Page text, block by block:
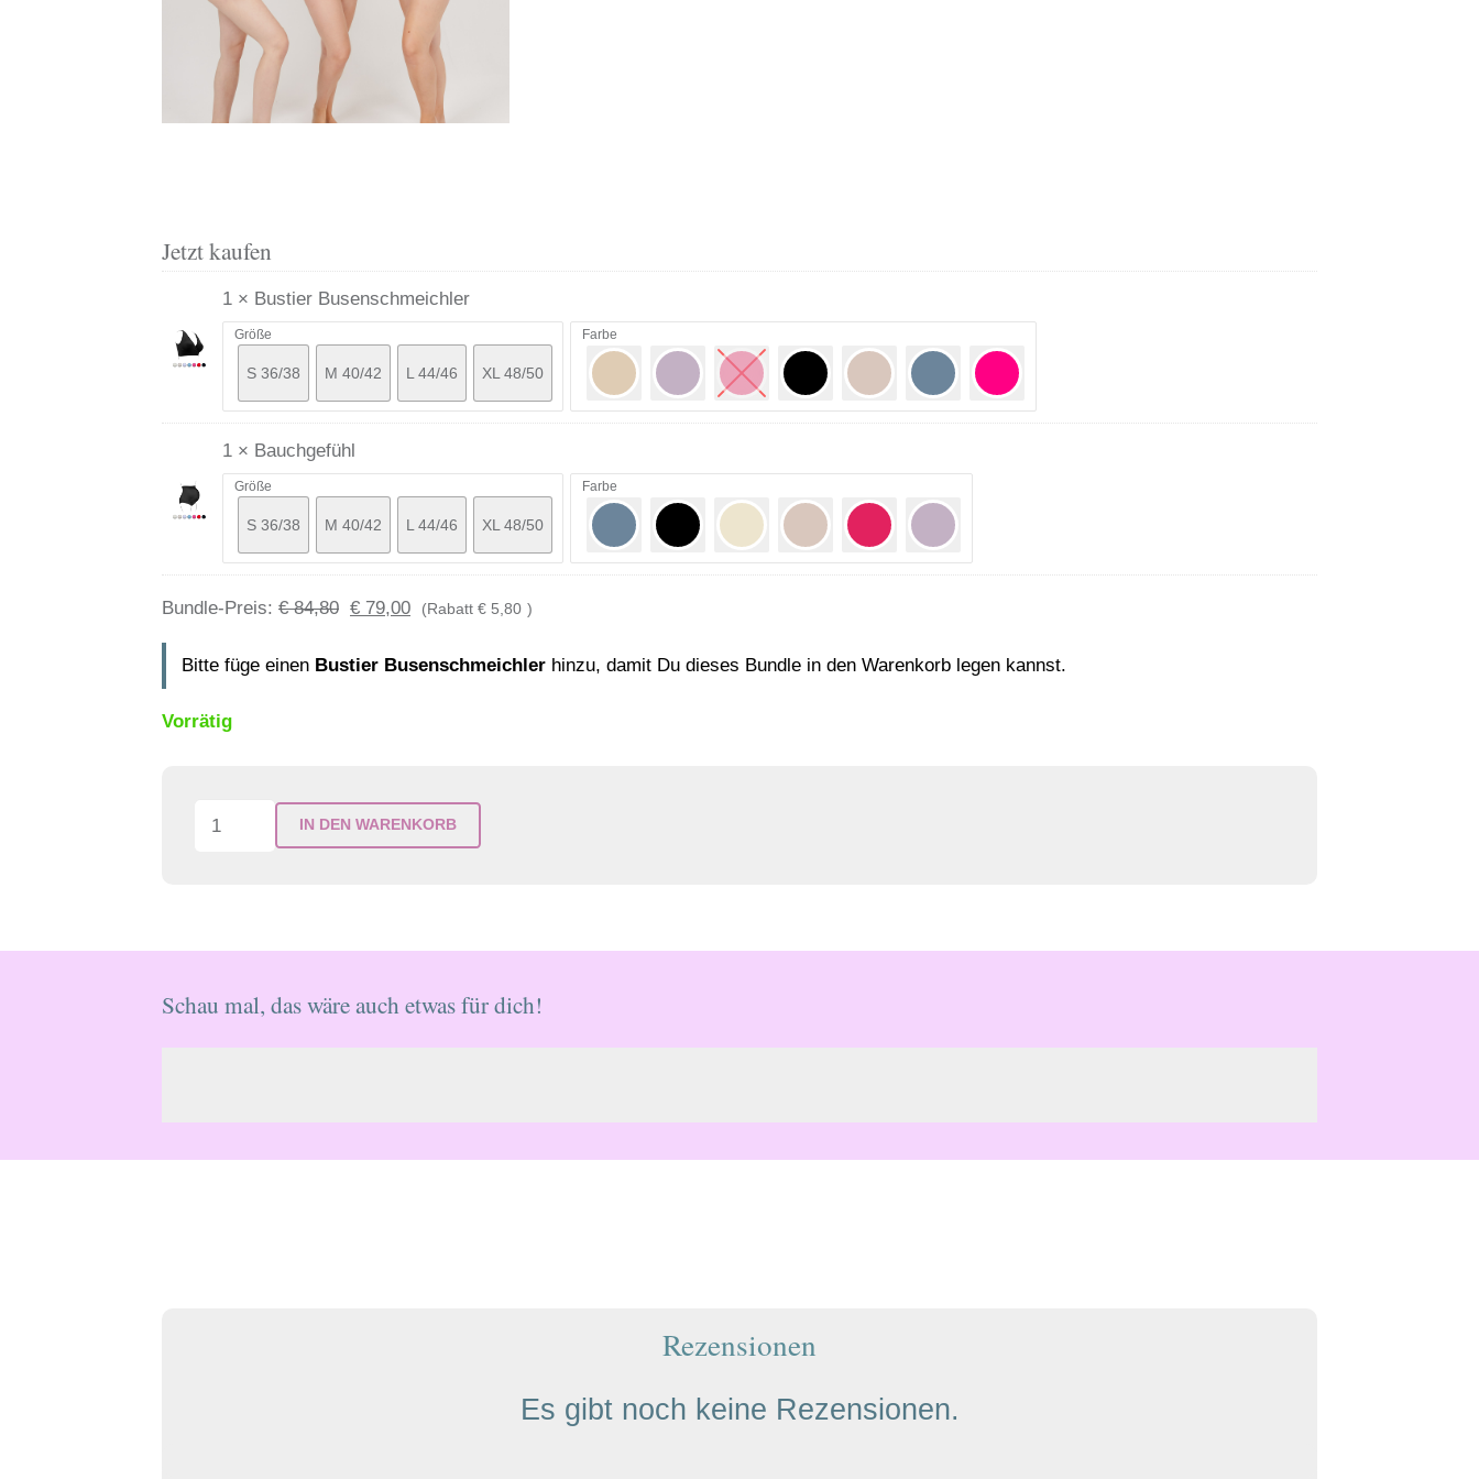
Jetzt kaufen
1 × Bustier Busenschmeichler
Größe
S 36/38 M 40/42 L 44/46 XL 48/50
Farbe
1 × Bauchgefühl
Größe
S 36/38 M 40/42 L 44/46 XL 48/50
Farbe
Bundle-Preis: €84,80 € 79,00 (Rabatt € 5,80 )
Bitte füge einen Bustier Busenschmeichler hinzu, damit Du dieses Bundle in den Warenkorb legen kannst.
Vorrätig
Bauchgefühl
IN DEN WARENKORB
Schau mal, das wäre auch etwas für dich!
Rezensionen
Es gibt noch keine Rezensionen.